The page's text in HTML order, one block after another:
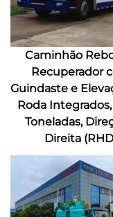
Caminhão
Recuperador
Guindaste e
Roda
Toneladas,
Direita